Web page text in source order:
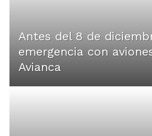
Antes del 8 de
emergencia con
Avianca